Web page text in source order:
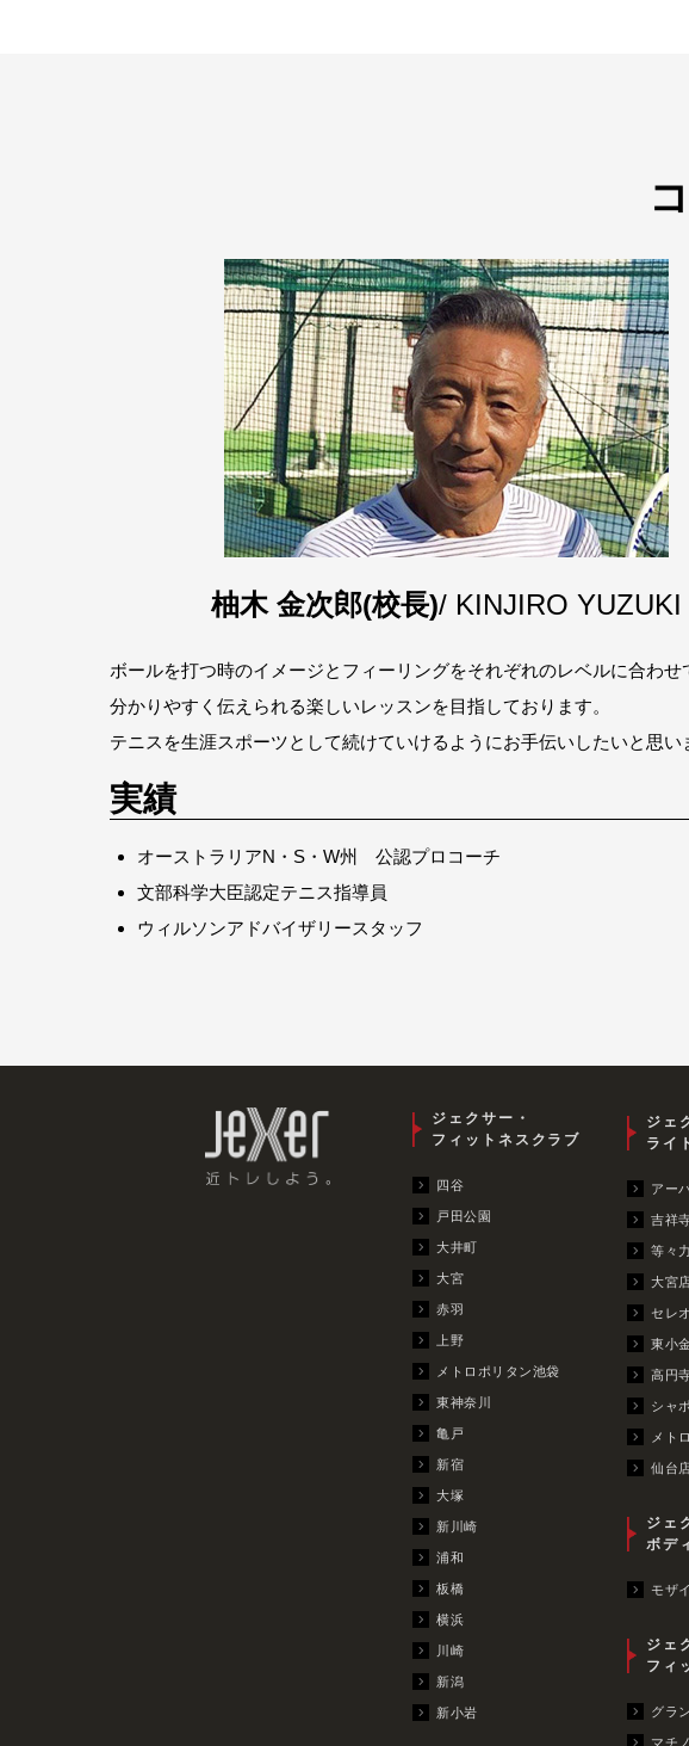
柚木 金次郎(校長)/ KINJIRO YUZUKI
ボールを打つ時のイメージとフィーリングをそれぞれのレベルに合わせ
分かりやすく伝えられる楽しいレッスンを目指しております。
テニスを生涯スポーツとして続けていけるようにお手伝いしたいと思い
実績
オーストラリアN・S・W州 公認プロコーチ
文部科学大臣認定テニス指導員
ウィルソンアドバイザリースタッフ
ジェクサー・
フィットネスクラブ
四谷
戸田公園
大井町
大宮
赤羽
上野
メトロポリタン池袋
東神奈川
亀戸
新宿
大塚
新川崎
浦和
板橋
横浜
川崎
新潟
新小岩
ジェ
ライ
アー
吉祥
等々
大宮
セレ
東小
高円
シャ
メト
仙台
ジェ
ボデ
モザ
ジェ
フィ
グラ
マチ